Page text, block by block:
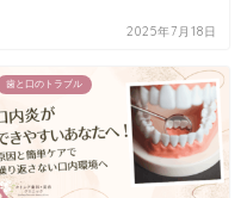
2025年7月18日
歯と口のトラブル